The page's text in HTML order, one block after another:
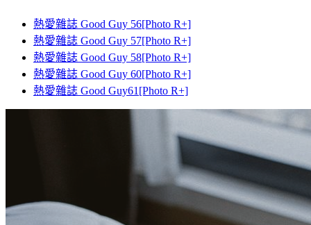
熱愛雜誌 Good Guy 56[Photo R+]
熱愛雜誌 Good Guy 57[Photo R+]
熱愛雜誌 Good Guy 58[Photo R+]
熱愛雜誌 Good Guy 60[Photo R+]
熱愛雜誌 Good Guy61[Photo R+]